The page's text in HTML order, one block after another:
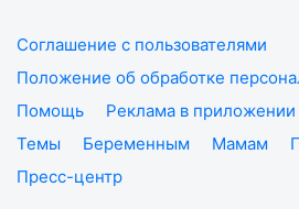
Соглашение с пользователями
Положение об обработке
Помощь
Реклама в приложении
Темы
Беременным Мамам
Пресс-центр